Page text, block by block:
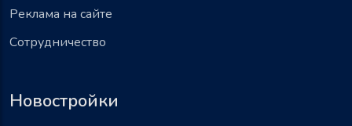
Реклама на сайте
Сотрудничество
Новостройки